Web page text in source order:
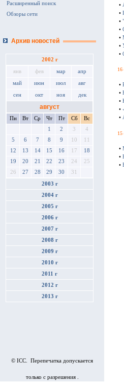
Расширенный поиск
Обзоры сети
Архив новостей
2002 г
янв фев мар апр
май июн июл авг
сен окт ноя дек
август
Пн Вт Ср Чт Пт Сб
Вс
1
2 3
4
5
6 7 8 9 10
11
12
13 14 15 16 17
18
19
20 21 22 23 24
25
26
27 28 29 30 31
2003 г
2004 г
2005 г
2006 г
2007 г
2008 г
2009 г
2010 г
2011 г
2012 г
2013 г
© ICC. Перепечатка допускается
только с разрешения .
•
•
•
•
•
•
•
16
•
•
•
•
•
15
•
•
•